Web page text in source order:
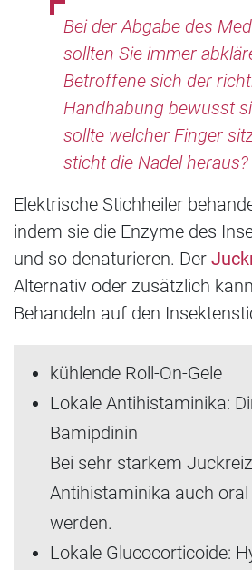
Bei der Abgabe des
sollten Sie immer
Betroffene sich der
Handhabung bewusst
sollte welcher Finger
sticht die Nadel heraus?
Elektrische Stichheiler
indem sie die Enzyme des
und so denaturieren. Der
Alternativ oder zusätzlich
Behandeln auf den
kühlende Roll-On-Gele
Lokale Antihistaminika:
Bamipdinin
Bei sehr starkem
Antihistaminika auch
werden.
Lokale Glucocorticoide: